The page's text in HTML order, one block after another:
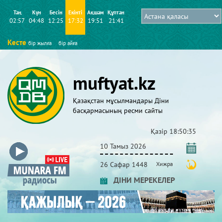
Таң
02:57
Күн
04:48
Бесін
12:25
Екінті
17:32
Ақшам
19:51
Құптан
21:41
Кесте бір жылға бір айға
muftyat.kz
Қазақстан мұсылмандары Діни
басқармасының ресми сайты
Қазір 18:50:35
10 Тамыз 2026
26 Сафар 1448 Хижра
ДІНИ МЕРЕКЕЛЕР